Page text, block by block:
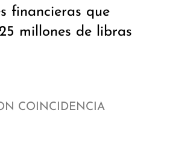
financieras que
millones de libras
COINCIDENCIA